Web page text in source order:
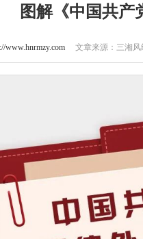
图解《中国共
www.hnrmzy.com 文章来源：三湘